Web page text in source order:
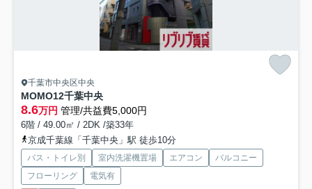
千葉市中央区中央
MOMO12千葉中央
8.6万円 管理/共益費5,000円
6階 / 49.00㎡ / 2DK /築33年
京成千葉線「千葉中央」駅 徒歩10分
バス・トイレ別 室内洗濯機置場 エアコン
バルコニー
フローリング
電気有